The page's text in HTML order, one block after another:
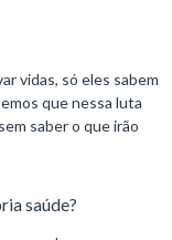
vidas, só eles sabem
que nessa luta
saber o que irão
saúde?